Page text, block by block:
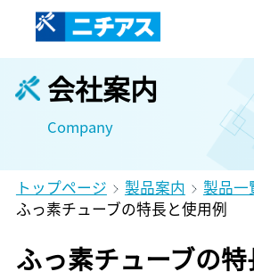
会社案内
Company
トップページ 製品案内
製品一
ふっ素チューブの特長と使用例
ふっ素チューブの